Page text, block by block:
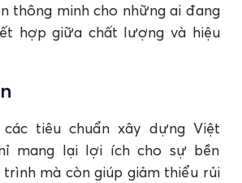
thông minh cho những ai đang
hợp giữa chất lượng và hiệu
tiêu chuẩn xây dựng Việt
mang lại lợi ích cho sự bền
mà còn giúp giảm thiểu rủi